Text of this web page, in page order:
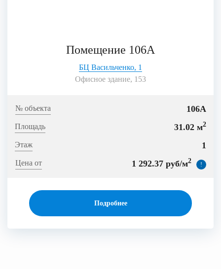
Помещение 106А
БЦ Васильченко, 1
Офисное здание, 153
106А
31.02 м2
1
1 292.37 руб/м2 !
Подробнее